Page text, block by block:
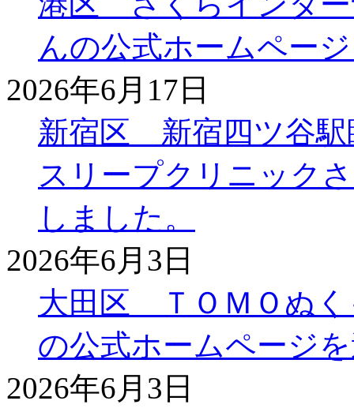
んの公式ホームペー
2026年6月17日
新宿区 新宿四ツ谷駅
スリープクリニック
しました。
2026年6月3日
大田区 ＴＯＭＯぬく
の公式ホームページ
2026年6月3日